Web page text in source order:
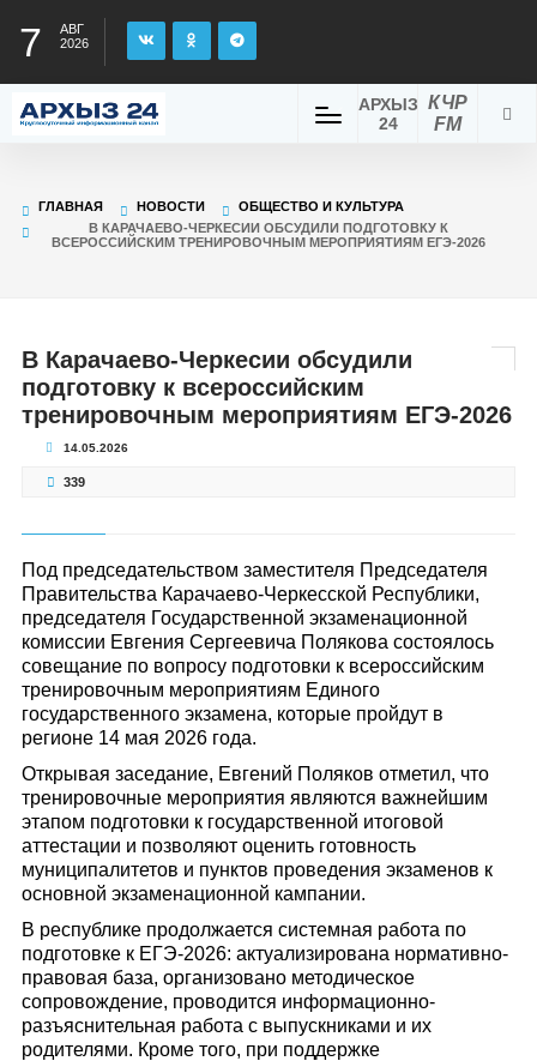
7
АВГ
2026
КЧР
FM
АРХЫЗ
24
ГЛАВНАЯ НОВОСТИ
ОБЩЕСТВО И КУЛЬТУРА
В КАРАЧАЕВО-ЧЕРКЕСИИ ОБСУДИЛИ ПОДГОТОВКУ К
ВСЕРОССИЙСКИМ ТРЕНИРОВОЧНЫМ МЕРОПРИЯТИЯМ ЕГЭ-2026
В Карачаево-Черкесии обсудили
подготовку к всероссийским
тренировочным мероприятиям ЕГЭ-2026
14.05.2026
339
Под председательством заместителя Председателя
Правительства Карачаево-Черкесской Республики,
председателя Государственной экзаменационной
комиссии Евгения Сергеевича Полякова состоялось
совещание по вопросу подготовки к всероссийским
тренировочным мероприятиям Единого
государственного экзамена, которые пройдут в
регионе 14 мая 2026 года.
Открывая заседание, Евгений Поляков отметил, что
тренировочные мероприятия являются важнейшим
этапом подготовки к государственной итоговой
аттестации и позволяют оценить готовность
муниципалитетов и пунктов проведения экзаменов к
основной экзаменационной кампании.
В республике продолжается системная работа по
подготовке к ЕГЭ-2026: актуализирована нормативно-
правовая база, организовано методическое
сопровождение, проводится информационно-
разъяснительная работа с выпускниками и их
родителями. Кроме того, при поддержке